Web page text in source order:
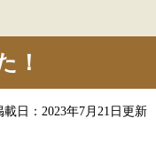
！
日：2023年7月21日更新